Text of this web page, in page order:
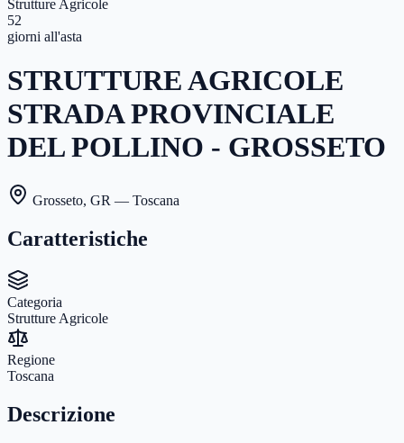
Strutture Agricole
52
giorni all'asta
STRUTTURE AGRICOLE
STRADA PROVINCIALE
DEL POLLINO - GROSSETO
Grosseto, GR — Toscana
Caratteristiche
Categoria
Strutture Agricole
Regione
Toscana
Descrizione